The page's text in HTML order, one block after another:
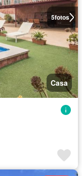
5fotos
Casa